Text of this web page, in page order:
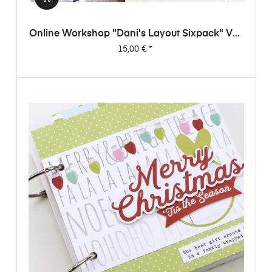
Online Workshop "Dani's Layout Sixpack" Vol.
1
Preis
15,00 €*